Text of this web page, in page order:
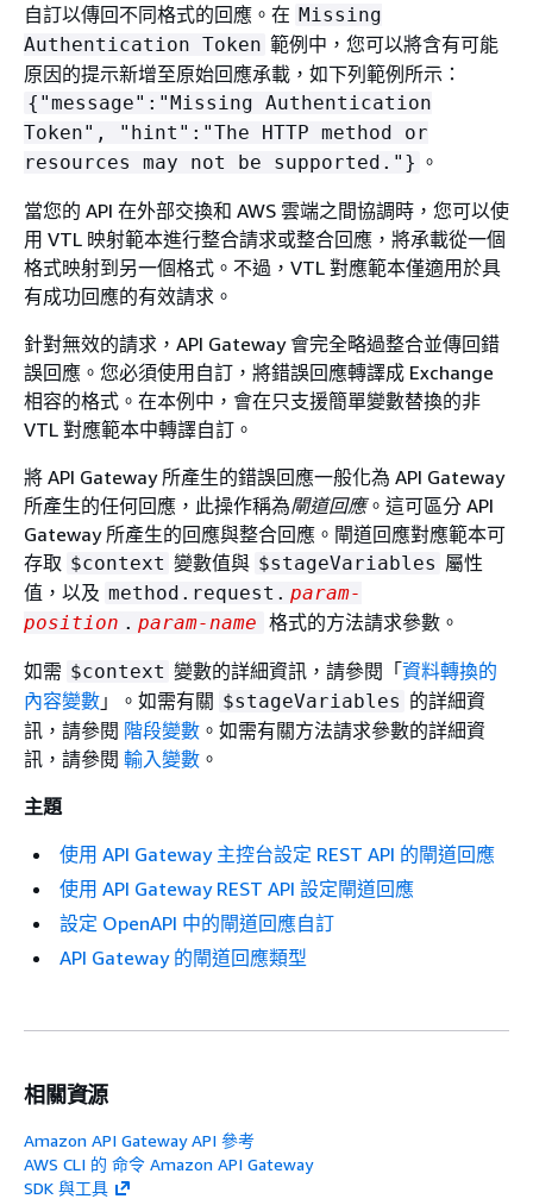
自訂以傳回不同格式的回應。在 Missing
Authentication Token 範例中，您可以將含有可能
原因的提示新增至原始回應承載，如下列範例所示：
{ "message":"Missing Authentication
Token", "hint":"The HTTP method or
resources may not be supported."} 。
當您的 API 在外部交換和 AWS 雲端之間協調時，您可以使
用 VTL 映射範本進行整合請求或整合回應，將承載從一個
格式映射到另一個格式。不過，VTL 對應範本僅適用於具
有成功回應的有效請求。
針對無效的請求，API Gateway 會完全略過整合並傳回錯
誤回應。您必須使用自訂，將錯誤回應轉譯成 Exchange
相容的格式。在本例中，會在只支援簡單變數替換的非
VTL 對應範本中轉譯自訂。
將 API Gateway 所產生的錯誤回應一般化為 API Gateway
所產生的任何回應，此操作稱為閘道回應。這可區分 API
Gateway 所產生的回應與整合回應。閘道回應對應範本可
存取 $context 變數值與 $stageVariables 屬性
值，以及 method.request. param-
position . param-name 格式的方法請求參數。
如需 $context 變數的詳細資訊，請參閱「資料轉換的
內容變數 」。如需有關 $stageVariables 的詳細資
訊，請參閱 階段變數 。如需有關方法請求參數的詳細資
訊，請參閱 輸入變數 。
主題
使用 API Gateway 主控台設定 REST API 的閘道回應
使用 API Gateway REST API 設定閘道回應
設定 OpenAPI 中的閘道回應自訂
API Gateway 的閘道回應類型
相關資源
Amazon API Gateway API 參考
AWS CLI 的 命令 Amazon API Gateway
SDK 與工具